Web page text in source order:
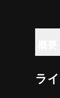
ラ